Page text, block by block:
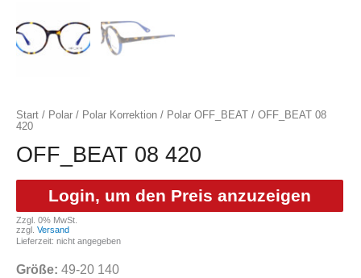
Start / Polar / Polar Korrektion / Polar OFF_BEAT / OFF_BEAT 08
420
OFF_BEAT 08 420
Login, um den Preis anzuzeigen
Zzgl. 0% MwSt.
zzgl. Versand
Lieferzeit: nicht angegeben
Größe: 49-20 140